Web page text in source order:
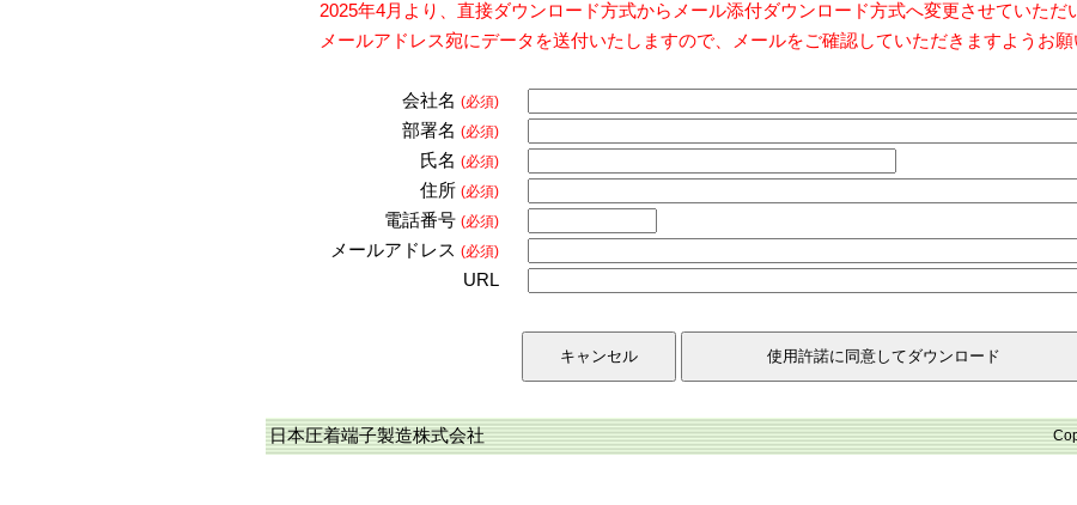
2025年4月より、直接ダウンロード方式からメール添付ダウンロード方式へ変更させていただ
メールアドレス宛にデータを送付いたしますので、メールをご確認していただきますようお願
会社名 (必須)
部署名 (必須)
氏名 (必須)
住所 (必須)
電話番号 (必須)
メールアドレス (必須)
URL
日本圧着端子製造株式会社